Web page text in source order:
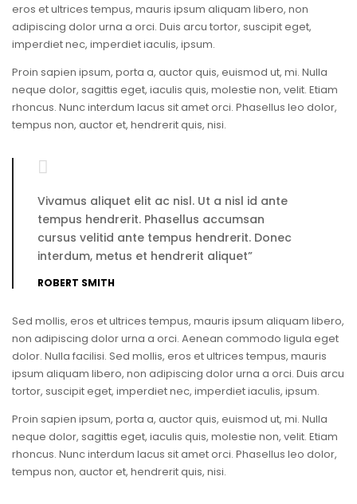
eros et ultrices tempus, mauris ipsum aliquam libero, non
adipiscing dolor urna a orci. Duis arcu tortor, suscipit eget,
imperdiet nec, imperdiet iaculis, ipsum.
Proin sapien ipsum, porta a, auctor quis, euismod ut, mi. Nulla
neque dolor, sagittis eget, iaculis quis, molestie non, velit. Etiam
rhoncus. Nunc interdum lacus sit amet orci. Phasellus leo dolor,
tempus non, auctor et, hendrerit quis, nisi.
Vivamus aliquet elit ac nisl. Ut a nisl id ante
tempus hendrerit. Phasellus accumsan
cursus velitid ante tempus hendrerit. Donec
interdum, metus et hendrerit aliquet”
ROBERT SMITH
Sed mollis, eros et ultrices tempus, mauris ipsum aliquam libero,
non adipiscing dolor urna a orci. Aenean commodo ligula eget
dolor. Nulla facilisi. Sed mollis, eros et ultrices tempus, mauris
ipsum aliquam libero, non adipiscing dolor urna a orci. Duis arcu
tortor, suscipit eget, imperdiet nec, imperdiet iaculis, ipsum.
Proin sapien ipsum, porta a, auctor quis, euismod ut, mi. Nulla
neque dolor, sagittis eget, iaculis quis, molestie non, velit. Etiam
rhoncus. Nunc interdum lacus sit amet orci. Phasellus leo dolor,
tempus non, auctor et, hendrerit quis, nisi.